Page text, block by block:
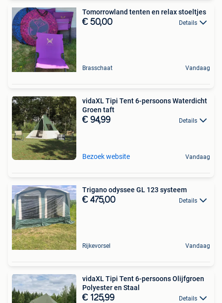
Tomorrowland tenten en relax stoeltjes
€ 50,00 Details
Brasschaat Vandaag
vidaXL Tipi Tent 6-persoons Waterdicht
Groen taft
€ 94,99 Details
Bezoek website Vandaag
Trigano odyssee GL 123 systeem
€ 475,00 Details
Rijkevorsel Vandaag
vidaXL Tipi Tent 6-persoons Olijfgroen
Polyester en Staal
€ 125,99 Details